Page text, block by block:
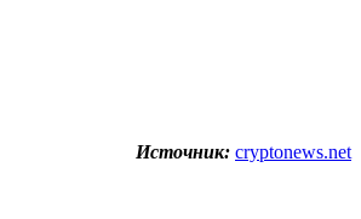
Источник: cryptonews.net